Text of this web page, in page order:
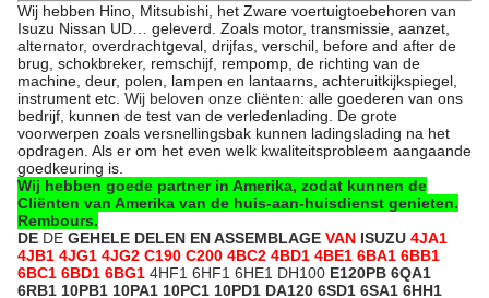
Wij hebben Hino, Mitsubishi, het Zware voertuigtoebehoren van
Isuzu Nissan UD… geleverd. Zoals motor, transmissie, aanzet,
alternator, overdrachtgeval, drijfas, verschil, before and after de
brug, schokbreker, remschijf, rempomp, de richting van de
machine, deur, polen, lampen en lantaarns, achteruitkijkspiegel,
instrument etc. Wij beloven onze cliënten: alle goederen van ons
bedrijf, kunnen de test van de verledenlading. De grote
voorwerpen zoals versnellingsbak kunnen ladingslading na het
opdragen. Als er om het even welk kwaliteitsprobleem aangaande
goedkeuring is.
Wij hebben goede partner in Amerika, zodat kunnen de
Cliënten van Amerika van de huis-aan-huisdienst genieten.
Rembours.
DE DE GEHELE DELEN EN ASSEMBLAGE VAN ISUZU 4JA1
4JB1 4JG1 4JG2 C190 C200 4BC2 4BD1 4BE1 6BA1 6BB1
6BC1 6BD1 6BG1 4HF1 6HF1 6HE1 DH100 E120PB 6QA1
6RB1 10PB1 10PA1 10PC1 10PD1 DA120 6SD1 6SA1 6HH1